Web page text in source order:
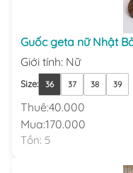
Guốc geta nữ Nhật
Giới tính: Nữ
Size: 36 37 38 39
Thuê:40.000
Mua:170.000
Tồn: 5